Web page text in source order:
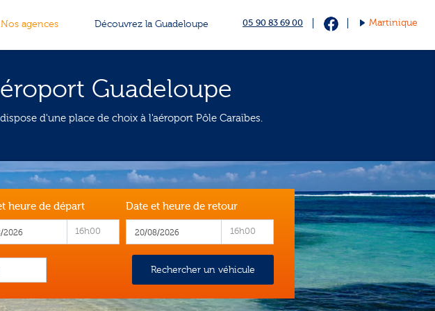
Nos agences Découvrez la Guadeloupe 05 90 83 69 00 Martinique
Guadeloupe
d'une place de choix à l'aéroport Pôle Caraïbes.
heure de départ
16h00
Date et heure de retour
16h00
Rechercher un véhicule